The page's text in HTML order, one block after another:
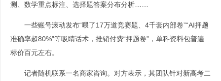
测、数学重点标注、选择题答案分布分析……
一些账号滚动发布“喂了17万道竞赛题、4千套内部卷”“AI押题
准确率超80%”等吸睛话术，推销付费“押题卷”，单科资料包普遍
标价百元左右。
记者随机联系一名商家咨询。对方表示，其团队针对新高考二